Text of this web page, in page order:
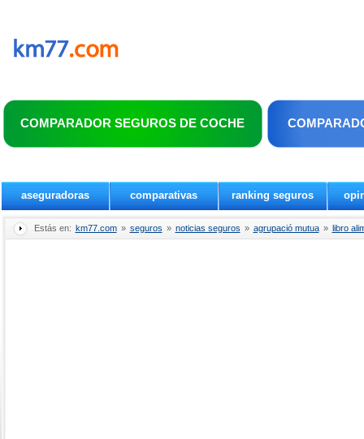
COMPARADOR SEGUROS DE COCHE
aseguradoras comparativas ranking seguros
Estás en: km77.com » seguros » noticias seguros » agrupació mutua » libro